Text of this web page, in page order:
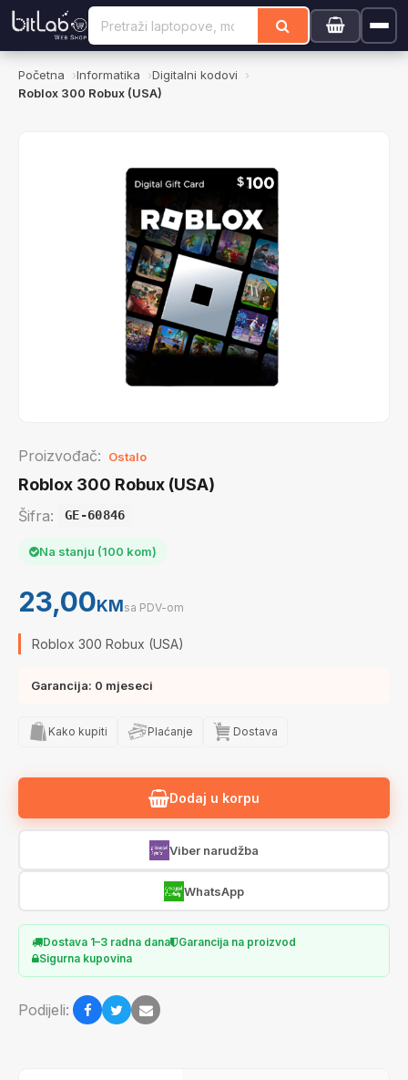
Početna Informatika
Digitalni kodovi
Roblox 300 Robux (USA)
Proizvođač: Ostalo
Roblox 300 Robux (USA)
Šifra: GE-60846
Na stanju (100 kom)
23,00KMsa PDV-om
Roblox 300 Robux (USA)
Garancija: 0 mjeseci
Kako kupiti Plaćanje Dostava
Dodaj u korpu
Viber narudžba
WhatsApp
Dostava 1–3 radna dana
Garancija na proizvod
Sigurna kupovina
Podijeli: